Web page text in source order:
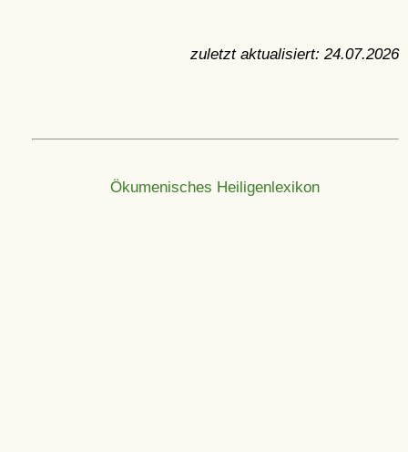
zuletzt aktualisiert: 24.07.2026
Ökumenisches Heiligenlexikon